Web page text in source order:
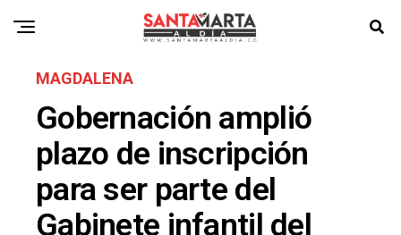
MAGDALENA
Gobernación amplió
plazo de inscripción
para ser parte del
Gabinete infantil del